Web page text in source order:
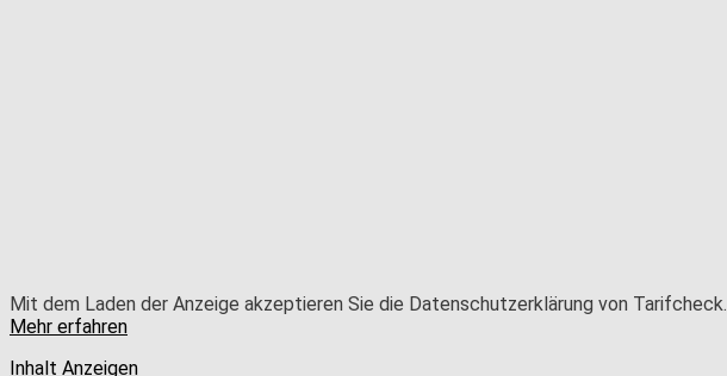
Mit dem Laden der Anzeige akzeptieren Sie die Datenschutzerklärung von Tarifcheck.
Mehr erfahren
Inhalt Anzeigen